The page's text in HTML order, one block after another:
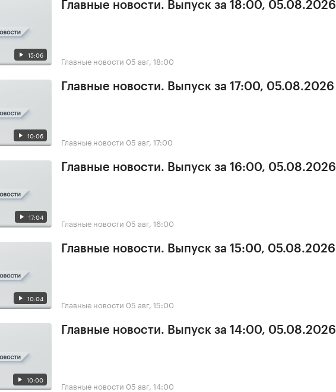
15:06
Главные новости. Выпуск за 18:00, 05.08.2026
Главные новости 05 авг, 18:00
10:06
Главные новости. Выпуск за 17:00, 05.08.2026
Главные новости 05 авг, 17:00
17:04
Главные новости. Выпуск за 16:00, 05.08.2026
Главные новости 05 авг, 16:00
10:04
Главные новости. Выпуск за 15:00, 05.08.2026
Главные новости 05 авг, 15:00
10:00
Главные новости. Выпуск за 14:00, 05.08.2026
Главные новости 05 авг, 14:00